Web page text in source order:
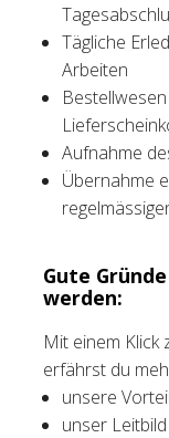
Tägliche
Arbeiten
Aufnahme
Übernahme
Gute
werden:
Mit einem Klick
erfährst du
unsere
unser Leitbild